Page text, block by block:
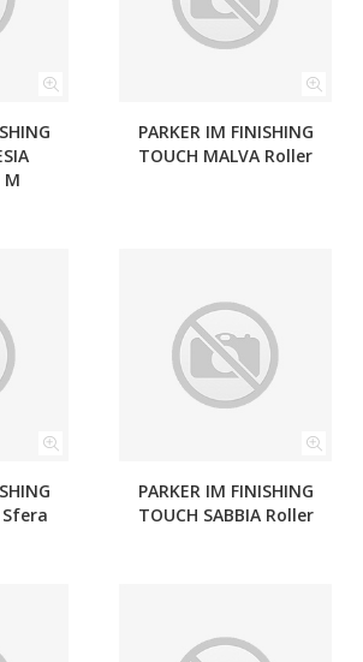
PARKER IM FINISHING
TOUCH MALVA Roller
Sfera
PARKER IM FINISHING
TOUCH SABBIA Roller